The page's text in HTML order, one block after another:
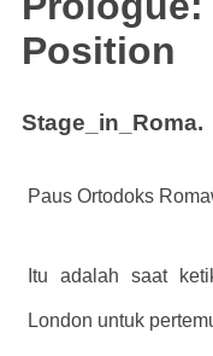
Position
Stage_in_Roma.
Paus Ortodoks
Itu adalah saat
London untuk